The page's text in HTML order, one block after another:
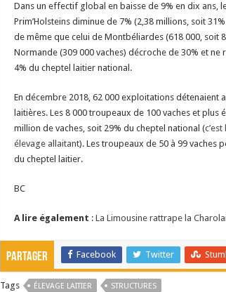
Dans un effectif global en baisse de 9% en dix ans,
Prim’Holsteins diminue de 7% (2,38 millions, soit
de même que celui de Montbéliardes (618 000, soit
Normande (309 000 vaches) décroche de 30% et ne
4% du cheptel laitier national.
En décembre 2018, 62 000 exploitations détenaient
laitières. Les 8 000 troupeaux de 100 vaches et plus
million de vaches, soit 29% du cheptel national (
élevage allaitant). Les troupeaux de 50 à 99 vaches
du cheptel laitier.
BC
A lire également : La Limousine rattrape la
Partager Facebook Twitter
Tags ÉLEVAGE LAITIER STRUCTURES